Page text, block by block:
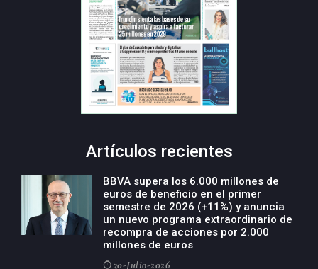
Artículos recientes
BBVA supera los 6.000 millones de
euros de beneficio en el primer
semestre de 2026 (+11%) y anuncia
un nuevo programa extraordinario de
recompra de acciones por 2.000
millones de euros
30-Julio-2026